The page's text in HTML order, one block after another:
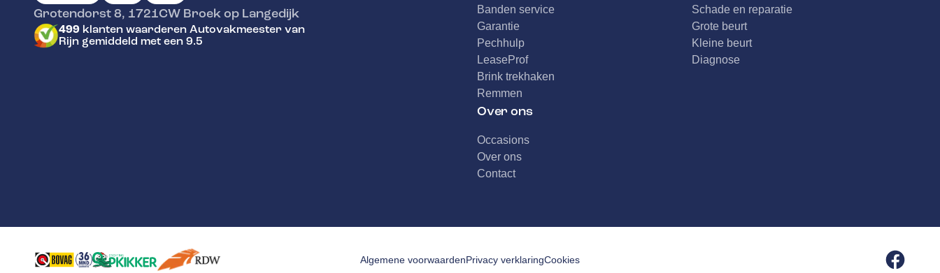
Grotendorst 8, 1721CW Broek op Langedijk
499 klanten waarderen Autovakmeester van
Rijn gemiddeld met een 9.5
Banden service
Garantie
Pechhulp
LeaseProf
Brink trekhaken
Remmen
Schade en reparatie
Grote beurt
Kleine beurt
Diagnose
Over ons
Occasions
Over ons
Contact
Algemene voorwaardenPrivacy verklaringCookies